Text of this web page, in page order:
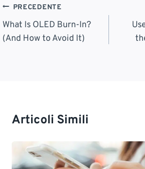
Navigazione
Articoli
PRECEDENTE
What Is OLED Burn-In?
(And How to Avoid It)
Articoli Simili